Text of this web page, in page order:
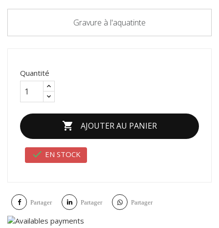
Gravure à l'aquatinte
Quantité
 AJOUTER AU PANIER
 EN STOCK
Partager Partager Partager